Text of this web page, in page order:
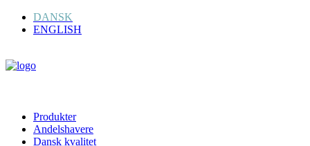
DANSK
ENGLISH
Produkter
Andelshavere
Dansk kvalitet